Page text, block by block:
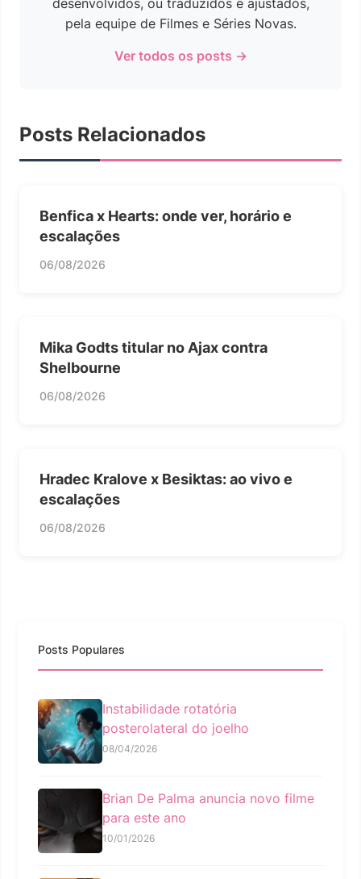
desenvolvidos, ou traduzidos e ajustados,
pela equipe de Filmes e Séries Novas.
Ver todos os posts →
Posts Relacionados
Benfica x Hearts: onde ver, horário e
escalações
06/08/2026
Mika Godts titular no Ajax contra
Shelbourne
06/08/2026
Hradec Kralove x Besiktas: ao vivo e
escalações
06/08/2026
Posts Populares
Instabilidade rotatória
posterolateral do joelho
08/04/2026
Brian De Palma anuncia novo filme
para este ano
10/01/2026